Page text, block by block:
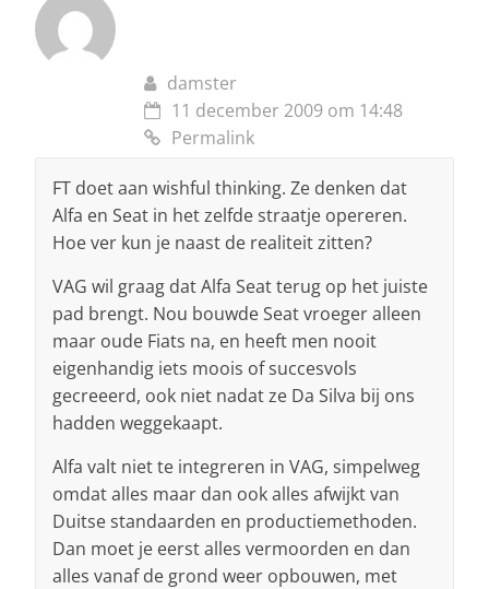
damster
11 december 2009 om 14:48
Permalink
FT doet aan wishful thinking. Ze denken dat
Alfa en Seat in het zelfde straatje opereren.
Hoe ver kun je naast de realiteit zitten?
VAG wil graag dat Alfa Seat terug op het juiste
pad brengt. Nou bouwde Seat vroeger alleen
maar oude Fiats na, en heeft men nooit
eigenhandig iets moois of succesvols
gecreeerd, ook niet nadat ze Da Silva bij ons
hadden weggekaapt.
Alfa valt niet te integreren in VAG, simpelweg
omdat alles maar dan ook alles afwijkt van
Duitse standaarden en productiemethoden.
Dan moet je eerst alles vermoorden en dan
alles vanaf de grond weer opbouwen, met